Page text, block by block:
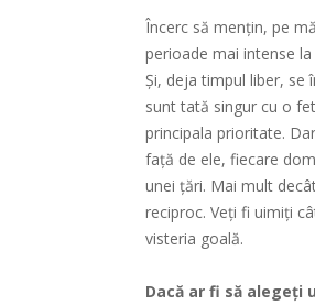
Încerc să mențin, pe
perioade mai intense
Și, deja timpul liber, se
sunt tată singur cu o
principala prioritate.
față de ele, fiecare
unei țări. Mai mult
reciproc. Veți fi uimiți
visteria goală.
Dacă ar fi să alegeți